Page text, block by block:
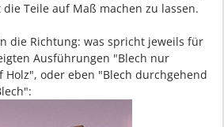
Teile auf Maß machen zu lassen.
die Richtung: was spricht jeweils für
Ausführungen "Blech nur
Holz", oder eben "Blech durchgehend